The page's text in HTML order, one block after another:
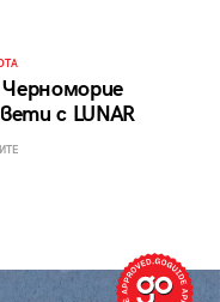
с LUNAR